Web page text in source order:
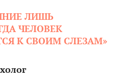
ЛИШЬ
ЧЕЛОВЕК
К СВОИМ СЛЕЗАМ»